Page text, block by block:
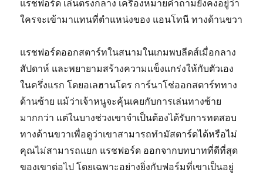
แรชฟอร์ด เล่นตรงกลาง เครื่องหมายคำถามยังคงอยู่ว่า
ใครจะเข้ามาแทนที่ตำแหน่งของ แอนโทนี ทางด้านขวา
แรชฟอร์ดออกสตาร์ทในสนามในเกมพบลีดส์เมื่อกลาง
สัปดาห์ และพยายามสร้างความแข็งแกร่งให้กับตัวเอง
ในครึ่งแรก โดยอเลฮานโดร การ์นาโช่ออกสตาร์ททาง
ด้านซ้าย แม้ว่าเจ้าหนูจะคุ้นเคยกับการเล่นทางซ้าย
มากกว่า แต่ในบางช่วงเขาจำเป็นต้องได้รับการทดสอบ
ทางด้านขวาเพื่อดูว่าเขาสามารถทำมัสตาร์ดได้หรือไม่
คุณไม่สามารถแยก แรชฟอร์ด ออกจากบทบาทที่ดีที่สุด
ของเขาต่อไป โดยเฉพาะอย่างยิ่งกับฟอร์มที่เขาเป็นอยู่